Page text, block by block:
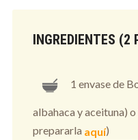
INGREDIENTES (2
1 envase de
albahaca y aceituna)
prepararla aquí)